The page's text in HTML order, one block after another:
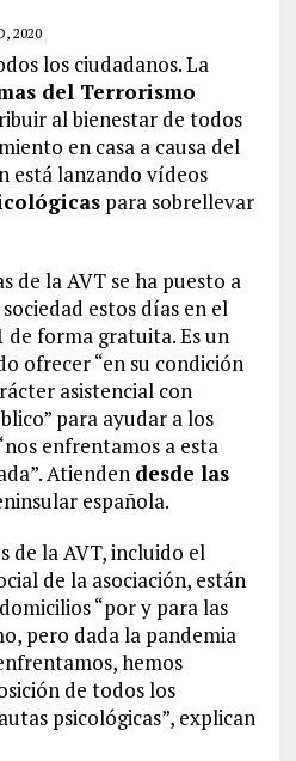
2020
los ciudadanos. La
del Terrorismo
al bienestar de todos
en casa a causa del
está lanzando vídeos
para sobrellevar
de la AVT se ha puesto a
estos días en el
de forma gratuita. Es un
ofrecer “en su condición
asistencial con
para ayudar a los
enfrentamos a esta
Atienden desde las
española.
de la AVT, incluido el
de la asociación, están
“por y para las
pero dada la pandemia
hemos
de todos los
psicológicas”, explican